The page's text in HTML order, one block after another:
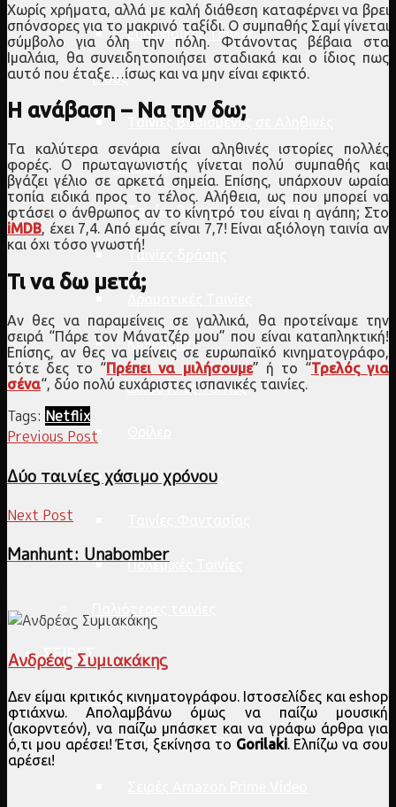
Ευρωπαϊκές Ταινίες
Είδος
Ταινίες Βασισμένες σε Αληθινές
Ιστορίες
Ταινίες Βασισμένες σε Βιβλία
Ταινίες δράσης
Κωμωδίες
Δικαστικές Ταινίες
Ταινίες εποχής
Πολεμικές Ταινίες
ΣΕΙΡΕΣ
Πλατφόρμα
Σειρές Apple TV
Χωρίς χρήματα, αλλά με καλή διάθεση καταφέρνει να βρει
σπόνσορες για το μακρινό ταξίδι. Ο συμπαθής Σαμί γίνεται
σύμβολο για όλη την πόλη. Φτάνοντας βέβαια στα
Ιμαλάια, θα συνειδητοποιήσει σταδιακά και ο ίδιος πως
αυτό που έταξε…ίσως και να μην είναι εφικτό.
Η ανάβαση – Να την δω;
Τα καλύτερα σενάρια είναι αληθινές ιστορίες πολλές
φορές. Ο πρωταγωνιστής γίνεται πολύ συμπαθής και
βγάζει γέλιο σε αρκετά σημεία. Επίσης, υπάρχουν ωραία
τοπία ειδικά προς το τέλος. Αλήθεια, ως που μπορεί να
φτάσει ο άνθρωπος αν το κίνητρό του είναι η αγάπη; Στο
iMDB, έχει 7,4. Από εμάς είναι 7,7! Είναι αξιόλογη ταινία αν
και όχι τόσο γνωστή!
Τι να δω μετά;
Αν θες να παραμείνεις σε γαλλικά, θα προτείναμε την
σειρά “Πάρε τον Μάνατζέρ μου” που είναι καταπληκτική!
Επίσης, αν θες να μείνεις σε ευρωπαϊκό κινηματογράφο,
τότε δες το “Πρέπει να μιλήσουμε” ή το “Τρελός για
σένα“, δύο πολύ ευχάριστες ισπανικές ταινίες.
Tags: Netflix
Previous Post
Δύο ταινίες χάσιμο χρόνου
Next Post
Manhunt: Unabomber
Ανδρέας Συμιακάκης
Δεν είμαι κριτικός κινηματογράφου. Ιστοσελίδες και eshop
φτιάχνω. Απολαμβάνω όμως να παίζω μουσική
(ακορντεόν), να παίζω μπάσκετ και να γράφω άρθρα για
ό,τι μου αρέσει! Έτσι, ξεκίνησα το Gorilaki. Ελπίζω να σου
αρέσει!